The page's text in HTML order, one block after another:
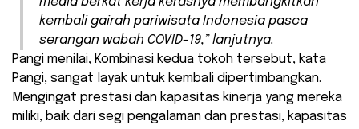
kembali gairah pariwisata Indonesia pasca
serangan wabah COVID-19,” lanjutnya.
Pangi menilai, Kombinasi kedua tokoh tersebut, kata
Pangi, sangat layak untuk kembali dipertimbangkan.
Mengingat prestasi dan kapasitas kinerja yang mereka
miliki, baik dari segi pengalaman dan prestasi, kapasitas